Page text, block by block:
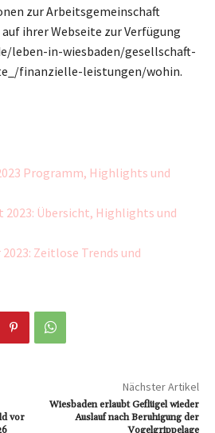
zur Arbeitsgemeinschaft
ihrer Webseite zur Verfügung
leben-in-wiesbaden/gesellschaft-
finanzielle-leistungen/wohin.
Programm, Highlights und
2023: Übersicht, Highlights und
Zeitlose Trends und
vor
Nächster Artikel
Wiesbaden erlaubt Geflügel wieder
Auslauf nach Beruhigung der
Vogelgrippelage